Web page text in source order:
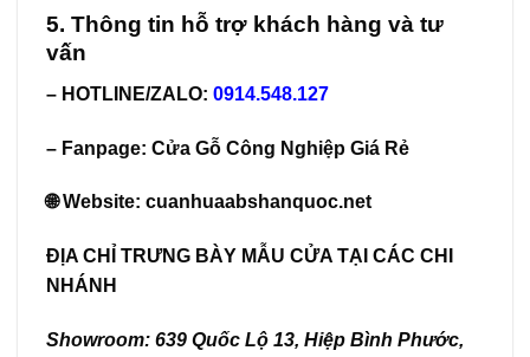
5. Thông tin hỗ trợ khách hàng và tư
vấn
– HOTLINE/ZALO: 0914.548.127
– Fanpage: Cửa Gỗ Công Nghiệp Giá Rẻ
🌐 Website: cuanhuaabshanquoc.net
ĐỊA CHỈ TRƯNG BÀY MẪU CỬA TẠI CÁC CHI
NHÁNH
Showroom: 639 Quốc Lộ 13, Hiệp Bình Phước,